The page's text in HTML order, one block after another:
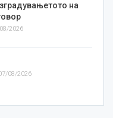
на
2026
08/2026